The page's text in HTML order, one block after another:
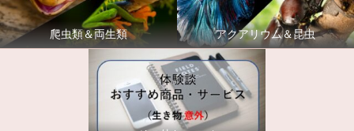
爬虫類＆両生類 アクアリウム＆昆虫